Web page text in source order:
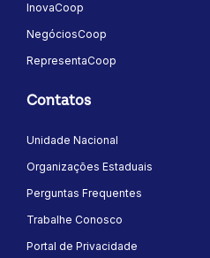
InovaCoop
NegóciosCoop
RepresentaCoop
Contatos
Unidade Nacional
Organizações Estaduais
Perguntas Frequentes
Trabalhe Conosco
Portal de Privacidade